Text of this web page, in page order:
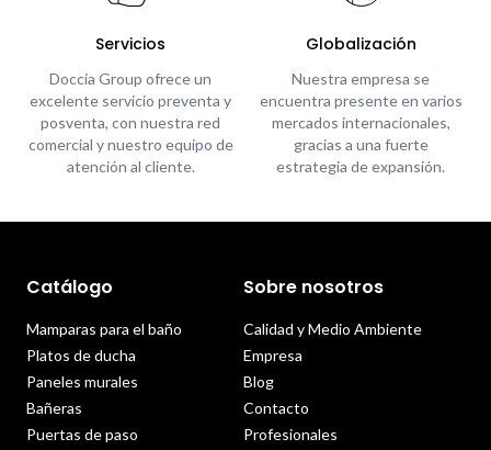
Servicios
Doccia Group ofrece un
excelente servicio preventa y
posventa, con nuestra red
comercial y nuestro equipo de
atención al cliente.
Globalización
Nuestra empresa se
encuentra presente en varios
mercados internacionales,
gracias a una fuerte
estrategia de expansión.
Catálogo
Mamparas para el baño
Platos de ducha
Paneles murales
Bañeras
Puertas de paso
Sobre nosotros
Calidad y Medio Ambiente
Empresa
Blog
Contacto
Profesionales